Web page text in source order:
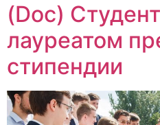
(Doc)
лауреатом
стипендии